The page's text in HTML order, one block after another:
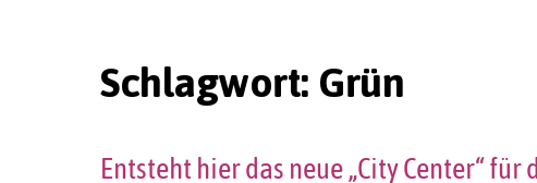
Schlagwort: Grün
Entsteht hier das neue „City Center“